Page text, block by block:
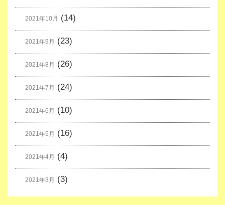
2021年10月 (14)
2021年9月 (23)
2021年8月 (26)
2021年7月 (24)
2021年6月 (10)
2021年5月 (16)
2021年4月 (4)
2021年3月 (3)